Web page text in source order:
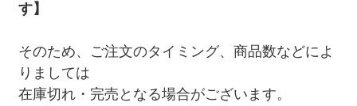
す】
そのため、ご注文のタイミング、商品数などによ
りましては
在庫切れ・完売となる場合がございます。